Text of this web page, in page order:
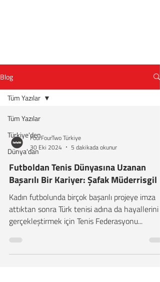
Blog
Tüm Yazılar
Türkiye'den
Dünya'dan
Tüm Yazılar
FourFourTwo Türkiye
30 Eki 2024
5 dakikada okunur
Futboldan Tenis Dünyasına Uzanan
Başarılı Bir Kariyer: Şafak Müderrisgil
Kadın futbolunda birçok başarılı projeye imza
attıktan sonra Türk tenisi adına da hayallerini
gerçekleştirmek için Tenis Federasyonu...